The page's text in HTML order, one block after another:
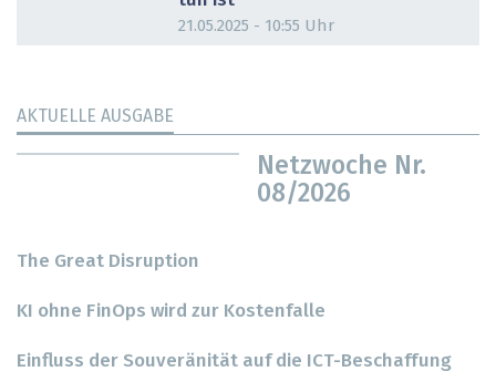
21.05.2025 - 10:55 Uhr
AKTUELLE AUSGABE
Netzwoche Nr.
08/2026
The Great Disruption
KI ohne FinOps wird zur Kostenfalle
Einfluss der Souveränität auf die ICT-Beschaffung